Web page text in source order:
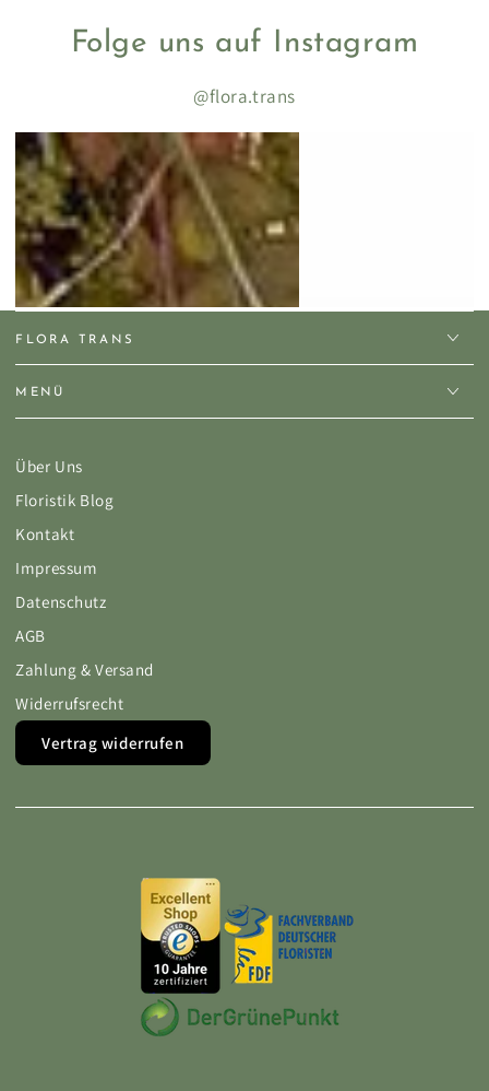
Folge uns auf Instagram
@flora.trans
FLORA TRANS
MENÜ
Über Uns
Floristik Blog
Kontakt
Impressum
Datenschutz
AGB
Zahlung & Versand
Widerrufsrecht
Vertrag widerrufen